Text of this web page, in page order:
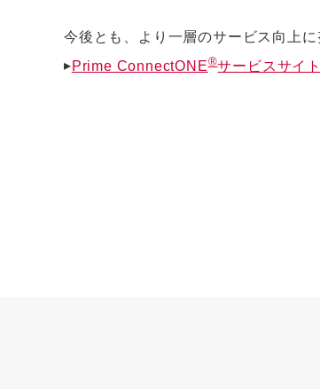
今後とも、より一層のサービス向上
▸Prime ConnectONE®サービスサイト